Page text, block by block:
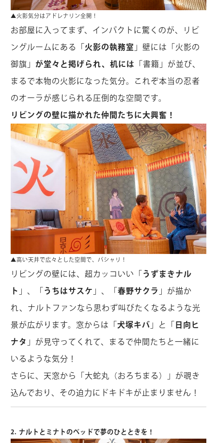
▲火影気分はアドレナリン全開！
お部屋に入ってまず、インパクトに驚くのが、リビ
ングルームにある「 火影の執務室 」壁には「火影の
御旗」 が堂々と掲げられ、机には 「書籍」が並び、
まるで本物の火影になった気分。これぞ本当の忍者
のオーラが感じられる圧倒的な空間です。
リビングの壁に描かれた仲間たちに大興奮！
▲高い天井で広々とした空間で、パシャリ！
リビングの壁には、超カッコいい「 うずまきナル
ト 」、「 うちはサスケ 」、「春野サクラ 」が描か
れ、ナルトファンなら思わず叫びたくなるような光
景が広がります。窓からは「犬塚キバ 」と「 日向ヒ
ナタ 」が見守ってくれて、まるで仲間たちと一緒に
いるような気分！
さらに、天窓から「大蛇丸（おろちまる）」が覗き
込んでおり、その迫力にドキドキが止まりません！
2. ナルトとミナトのベッドで夢のひとときを！